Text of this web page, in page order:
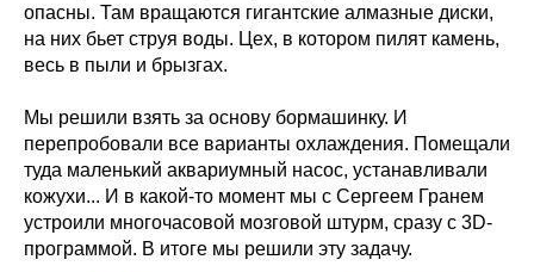
опасны. Там вращаются гигантские алмазные диски,
на них бьет струя воды. Цех, в котором пилят камень,
весь в пыли и брызгах.
Мы решили взять за основу бормашинку. И
перепробовали все варианты охлаждения. Помещали
туда маленький аквариумный насос, устанавливали
кожухи... И в какой-то момент мы с Сергеем Гранем
устроили многочасовой мозговой штурм, сразу с 3D-
программой. В итоге мы решили эту задачу.